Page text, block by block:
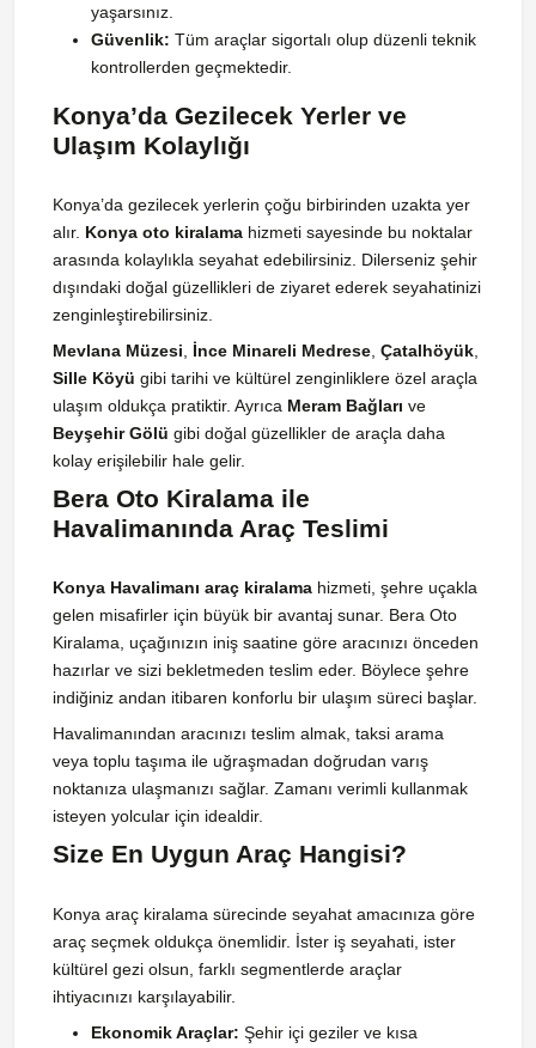
yaşarsınız.
Güvenlik: Tüm araçlar sigortalı olup düzenli teknik
kontrollerden geçmektedir.
Konya’da Gezilecek Yerler ve
Ulaşım Kolaylığı
Konya’da gezilecek yerlerin çoğu birbirinden uzakta yer
alır. Konya oto kiralama hizmeti sayesinde bu noktalar
arasında kolaylıkla seyahat edebilirsiniz. Dilerseniz şehir
dışındaki doğal güzellikleri de ziyaret ederek seyahatinizi
zenginleştirebilirsiniz.
Mevlana Müzesi
İnce Minareli Medrese Çatalhöyük
Sille Köyü gibi tarihi ve kültürel zenginliklere özel araçla
ulaşım oldukça pratiktir. Ayrıca Meram Bağları ve
Beyşehir Gölü gibi doğal güzellikler de araçla daha
kolay erişilebilir hale gelir.
Bera Oto Kiralama ile
Havalimanında Araç Teslimi
Konya Havalimanı araç kiralama hizmeti, şehre uçakla
gelen misafirler için büyük bir avantaj sunar. Bera Oto
Kiralama, uçağınızın iniş saatine göre aracınızı önceden
hazırlar ve sizi bekletmeden teslim eder. Böylece şehre
indiğiniz andan itibaren konforlu bir ulaşım süreci başlar.
Havalimanından aracınızı teslim almak, taksi arama
veya toplu taşıma ile uğraşmadan doğrudan varış
noktanıza ulaşmanızı sağlar. Zamanı verimli kullanmak
isteyen yolcular için idealdir.
Size En Uygun Araç Hangisi?
Konya araç kiralama sürecinde seyahat amacınıza göre
araç seçmek oldukça önemlidir. İster iş seyahati, ister
kültürel gezi olsun, farklı segmentlerde araçlar
ihtiyacınızı karşılayabilir.
Ekonomik Araçlar: Şehir içi geziler ve kısa